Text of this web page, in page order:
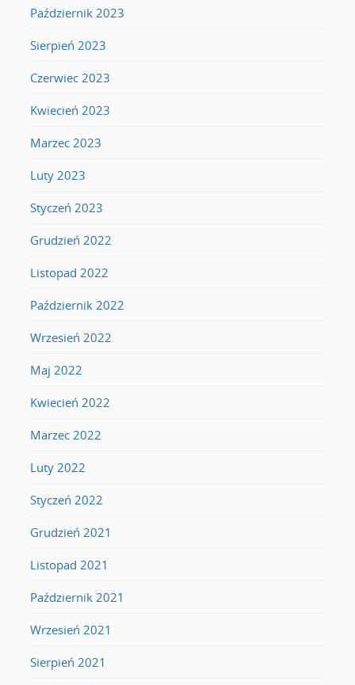
Październik 2023
Sierpień 2023
Czerwiec 2023
Kwiecień 2023
Marzec 2023
Luty 2023
Styczeń 2023
Grudzień 2022
Listopad 2022
Październik 2022
Wrzesień 2022
Maj 2022
Kwiecień 2022
Marzec 2022
Luty 2022
Styczeń 2022
Grudzień 2021
Listopad 2021
Październik 2021
Wrzesień 2021
Sierpień 2021